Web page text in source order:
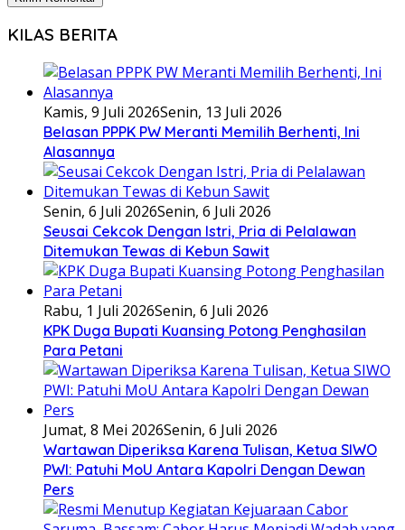
KILAS BERITA
Kamis, 9 Juli 2026Senin, 13 Juli 2026
Belasan PPPK PW Meranti Memilih Berhenti, Ini
Alasannya
Senin, 6 Juli 2026Senin, 6 Juli 2026
Seusai Cekcok Dengan Istri, Pria di Pelalawan
Ditemukan Tewas di Kebun Sawit
Rabu, 1 Juli 2026Senin, 6 Juli 2026
KPK Duga Bupati Kuansing Potong Penghasilan
Para Petani
Jumat, 8 Mei 2026Senin, 6 Juli 2026
Wartawan Diperiksa Karena Tulisan, Ketua SIWO
PWI: Patuhi MoU Antara Kapolri Dengan Dewan
Pers